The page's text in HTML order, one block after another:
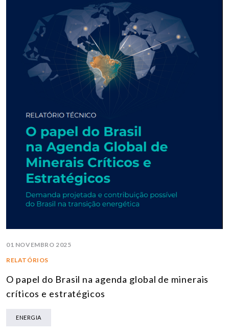
01 NOVEMBRO 2025
RELATÓRIOS
O papel do Brasil na agenda global de minerais
críticos e estratégicos
ENERGIA